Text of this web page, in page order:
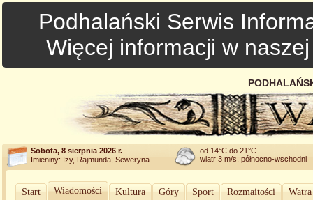
Podhalański Serwis
Więcej informacji w
Sobota, 8 sierpnia 2026 r.
Imieniny: Izy, Rajmunda, Seweryna
od 14°C do 21°C
wiatr 3 m/s, północno-wschodni
Start Wiadomości Kultura Góry Sport Rozmaitości